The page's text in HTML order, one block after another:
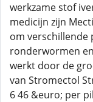
werkzame stof
medicijn zijn
om verschillende
ronderwormen
werkt door de
van Stromectol
6 46 &euro; per